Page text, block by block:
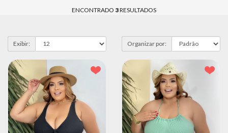
MODA
BEBÊ
MODA
EVANGÉLICA
MODA
FEMININA
ENCONTRADO 3RESULTADOS
Organizar por:
Exibir: